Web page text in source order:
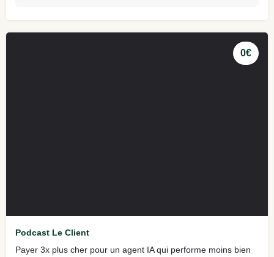
Podcast Le Client
Payer 3x plus cher pour un agent IA qui performe moins bien
0€